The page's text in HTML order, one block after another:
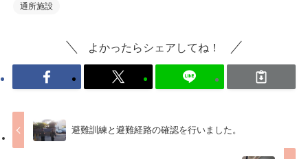
通所施設
よかったらシェアしてね！
避難訓練と避難経路の確認を行いました。